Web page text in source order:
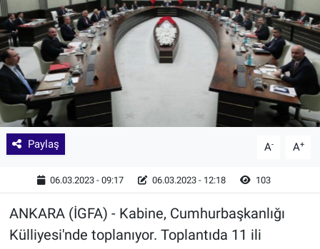
Paylaş A- A+
06.03.2023 - 09:17 06.03.2023 - 12:18 103
ANKARA (İGFA) - Kabine, Cumhurbaşkanlığı
Külliyesi'nde toplanıyor. Toplantıda 11 ili